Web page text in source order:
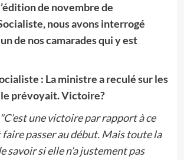
de novembre de
nous avons interrogé
de nos camarades qui y est
: La ministre a reculé sur les
prévoyait. Victoire?
"C’est une victoire par rapport à ce
faire passer au début. Mais toute la
savoir si elle n’a justement pas